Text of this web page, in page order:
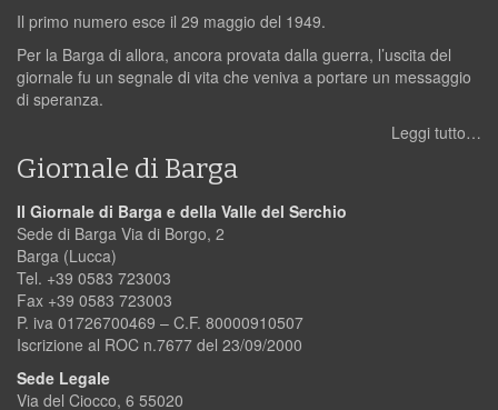
Il primo numero esce il 29 maggio del 1949.
Per la Barga di allora, ancora provata dalla guerra, l’uscita del
giornale fu un segnale di vita che veniva a portare un messaggio
di speranza.
Leggi tutto…
Giornale di Barga
Il Giornale di Barga e della Valle del Serchio
Sede di Barga Via di Borgo, 2
Barga (Lucca)
Tel. +39 0583 723003
Fax +39 0583 723003
P. iva 01726700469 – C.F. 80000910507
Iscrizione al ROC n.7677 del 23/09/2000
Sede Legale
Via del Ciocco, 6 55020